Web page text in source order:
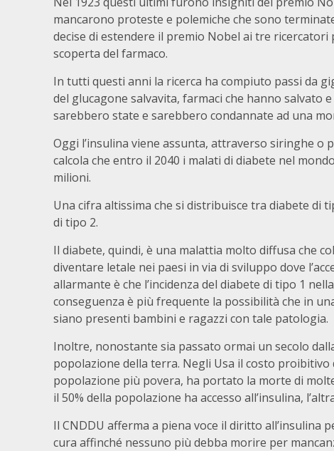
mancarono proteste e polemiche che sono
decise di estendere il premio Nobel ai tre
scoperta del farmaco.
In tutti questi anni la ricerca ha compiuto passi da
del glucagone salvavita, farmaci che hanno salvato
sarebbero state e sarebbero condannate ad una
Oggi l’insulina viene assunta, attraverso siringhe o
calcola che entro il 2040 i malati di diabete nel
milioni.
Una cifra altissima che si distribuisce tra diabete di
di tipo 2.
Il diabete, quindi, è una malattia molto diffusa che
diventare letale nei paesi in via di sviluppo dove
allarmante è che l’incidenza del diabete di tipo 1
conseguenza è più frequente la possibilità che in
siano presenti bambini e ragazzi con tale patologia.
Inoltre, nonostante sia passato ormai un secolo
popolazione della terra. Negli Usa il costo
popolazione più povera, ha portato la morte di
il 50% della popolazione ha accesso all’insulina,
Il CNDDU afferma a piena voce il diritto all’insulina
cura affinché nessuno più debba morire per